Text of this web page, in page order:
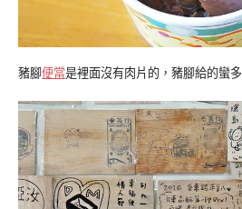
豬腳便當是裡面沒有肉片的，豬腳給的蠻